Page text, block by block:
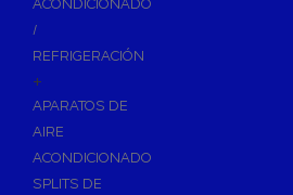
Asientos y Tapas de WC
Lavabos
Urinarios
ACONDICIONADO
/
REFRIGERACIÓN
+
APARATOS DE
AIRE
ACONDICIONADO
SPLITS DE